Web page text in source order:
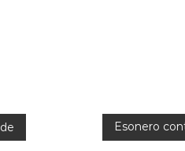
Esonero